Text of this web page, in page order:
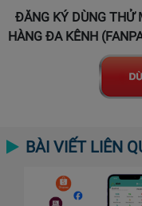
ĐĂNG KÝ DÙNG THỬ
HÀNG ĐA KÊNH
BÀI VIẾT LIÊN